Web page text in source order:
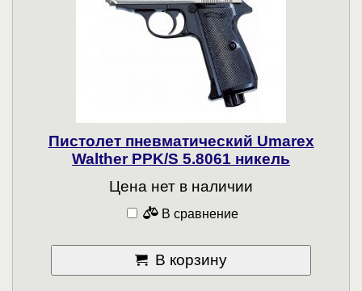
Пистолет пневматический Umarex
Walther PPK/S 5.8061 никель
Цена нет в наличии
В сравнение
В корзину